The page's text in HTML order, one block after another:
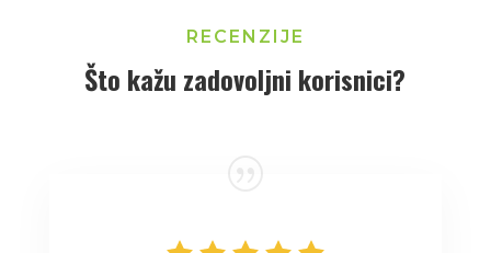
RECENZIJE
Što kažu zadovoljni korisnici?